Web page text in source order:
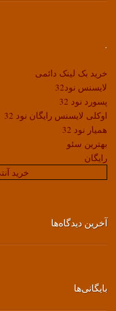
.
خرید بک لینک دائمی
لایسنس نود32
پسورد نود 32
اوکلی لایسنس رایگان نود 32
همیار نود 32
بهترین سئو
رایگان
خرید
آخرین دیدگاه‌ها
بایگانی‌ها